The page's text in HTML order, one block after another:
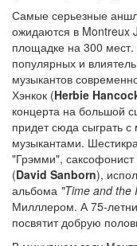
Самые серьезные
ожидаются в Montreux
площадке на 300
популярных и
музыкантов
Хэнкок (Herbie
концерта на большой
придет сюда сыграть
музыкантами.
"Грэмми",
(David Sanborn),
альбома "Time and the
Милллером. А 75-
посвятит добрую